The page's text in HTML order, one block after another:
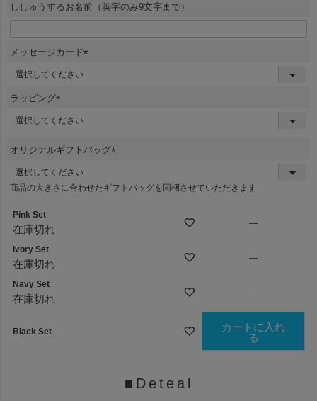
須
)
ししゅうするお名前（英字のみ9文字まで）
メッセージカード
ラッピング
オリジナルギフトバッグ
須
商品の大きさに合わせたギフトバッグを同梱させていただきます
Pink Set
在庫切れ
—
Ivory Set
在庫切れ
—
Navy Set
在庫切れ
—
Black Set
カートに入れ
る
■Deteal